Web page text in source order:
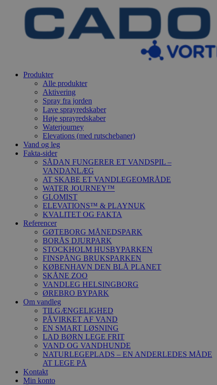
Produkter
Alle produkter
Aktivering
Spray fra jorden
Lave sprayredskaber
Høje sprayredskaber
Waterjourney
Elevations (med rutschebaner)
Vand og leg
Fakta-sider
SÅDAN FUNGERER ET VANDSPIL –
VANDANLÆG
AT SKABE ET VANDLEGEOMRÅDE
WATER JOURNEY™
GLOMIST
ELEVATIONS™ & PLAYNUK
KVALITET OG FAKTA
Referencer
GØTEBORG MÅNEDSPARK
BORÅS DJURPARK
STOCKHOLM HUSBYPARKEN
FINSPÅNG BRUKSPARKEN
KØBENHAVN DEN BLÅ PLANET
SKÅNE ZOO
VANDLEG HELSINGBORG
ØREBRO BYPARK
Om vandleg
TILGÆNGELIGHED
PÅVIRKET AF VAND
EN SMART LØSNING
LAD BØRN LEGE FRIT
VAND OG VANDHUNDE
NATURLEGEPLADS – EN ANDERLEDES MÅDE
AT LEGE PÅ
Kontakt
Min konto